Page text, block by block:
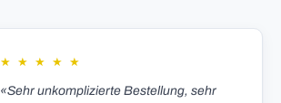
★ ★ ★ ★ ★
«Sehr unkomplizierte Bestellung, sehr